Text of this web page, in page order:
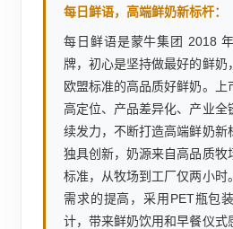
每日鲜语，高端鲜奶新标杆：
每日鲜语是蒙牛集团 2018
牌，初心是坚持做最好的鲜奶
欧盟标准的高品质好鲜奶。上
高定位、产品差异化、产业全
续发力，不断打造高端鲜奶新
独具创新，奶源来自高品质牧
标准，从牧场到工厂仅两小时
需求的提高，采用PET瓶包
计，带来鲜奶饮用和早餐仪式